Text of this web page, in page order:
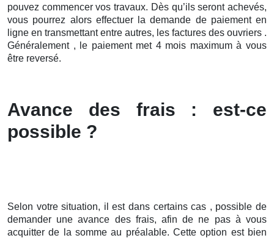
pouvez commencer vos travaux. Dès qu’ils seront achevés,
vous pourrez alors effectuer la demande de paiement en
ligne en transmettant entre autres, les factures des ouvriers .
Généralement , le paiement met 4 mois maximum à vous
être reversé.
Avance des frais : est-ce
possible ?
Selon votre situation, il est dans certains cas , possible de
demander une avance des frais, afin de ne pas à vous
acquitter de la somme au préalable. Cette option est bien